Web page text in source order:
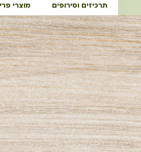
תרכיזים וסירופים מוצרי